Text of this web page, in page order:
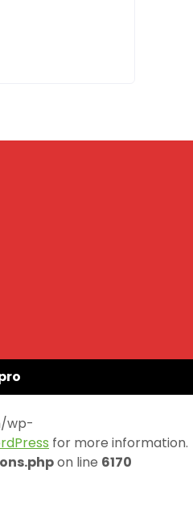
wp-
for more information.
on line 6170